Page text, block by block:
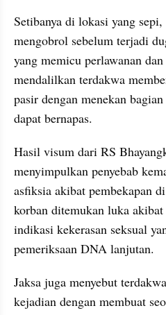
Setibanya di lokasi yang
mengobrol sebelum terjadi
yang memicu perlawanan
mendalilkan terdakwa
pasir dengan menekan
dapat bernapas.
Hasil visum dari RS
menyimpulkan penyebab
asfiksia akibat pembekapan
korban ditemukan luka
indikasi kekerasan seksual
pemeriksaan DNA lanjutan.
Jaksa juga menyebut
kejadian dengan membuat